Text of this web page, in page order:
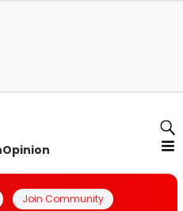
Opinion
Join Community